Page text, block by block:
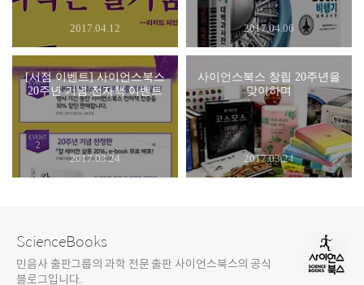
2017.04.12 2017.04.06
[서점 이벤트] 사이언스북스
20주년 기념 전자책 이벤트
2017.03.24
사이언스북스 창립 20주년을
맞이하며
2017.03.24
ScienceBooks
민음사 출판그룹의 과학 전문 출판 사이언스북스의 공식
블로그입니다.